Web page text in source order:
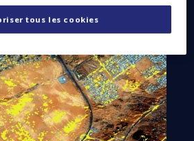
tous les cookies